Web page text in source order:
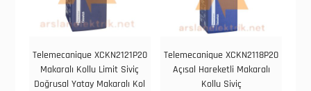
Telemecanique XCKN2121P20
Makaralı Kollu Limit Siviç
Doğrusal Yatay Makaralı Kol
Telemecanique XCKN2118P20
Açısal Hareketli Makaralı
Kollu Siviç